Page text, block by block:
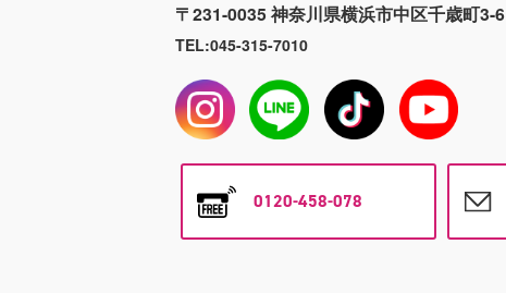
〒231-0035 神奈川県横浜市中区千歳町3-6
TEL:045-315-7010
0120-458-078